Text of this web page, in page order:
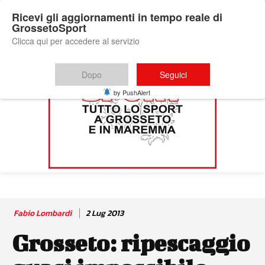
Fabio Lombardi 2 Lug 2013
Grosseto: ripescaggio
Ricevi gli aggiornamenti in tempo reale di
GrossetoSport
Clicca qui per accedere al servizio
Dopo Seguici
by PushAlert